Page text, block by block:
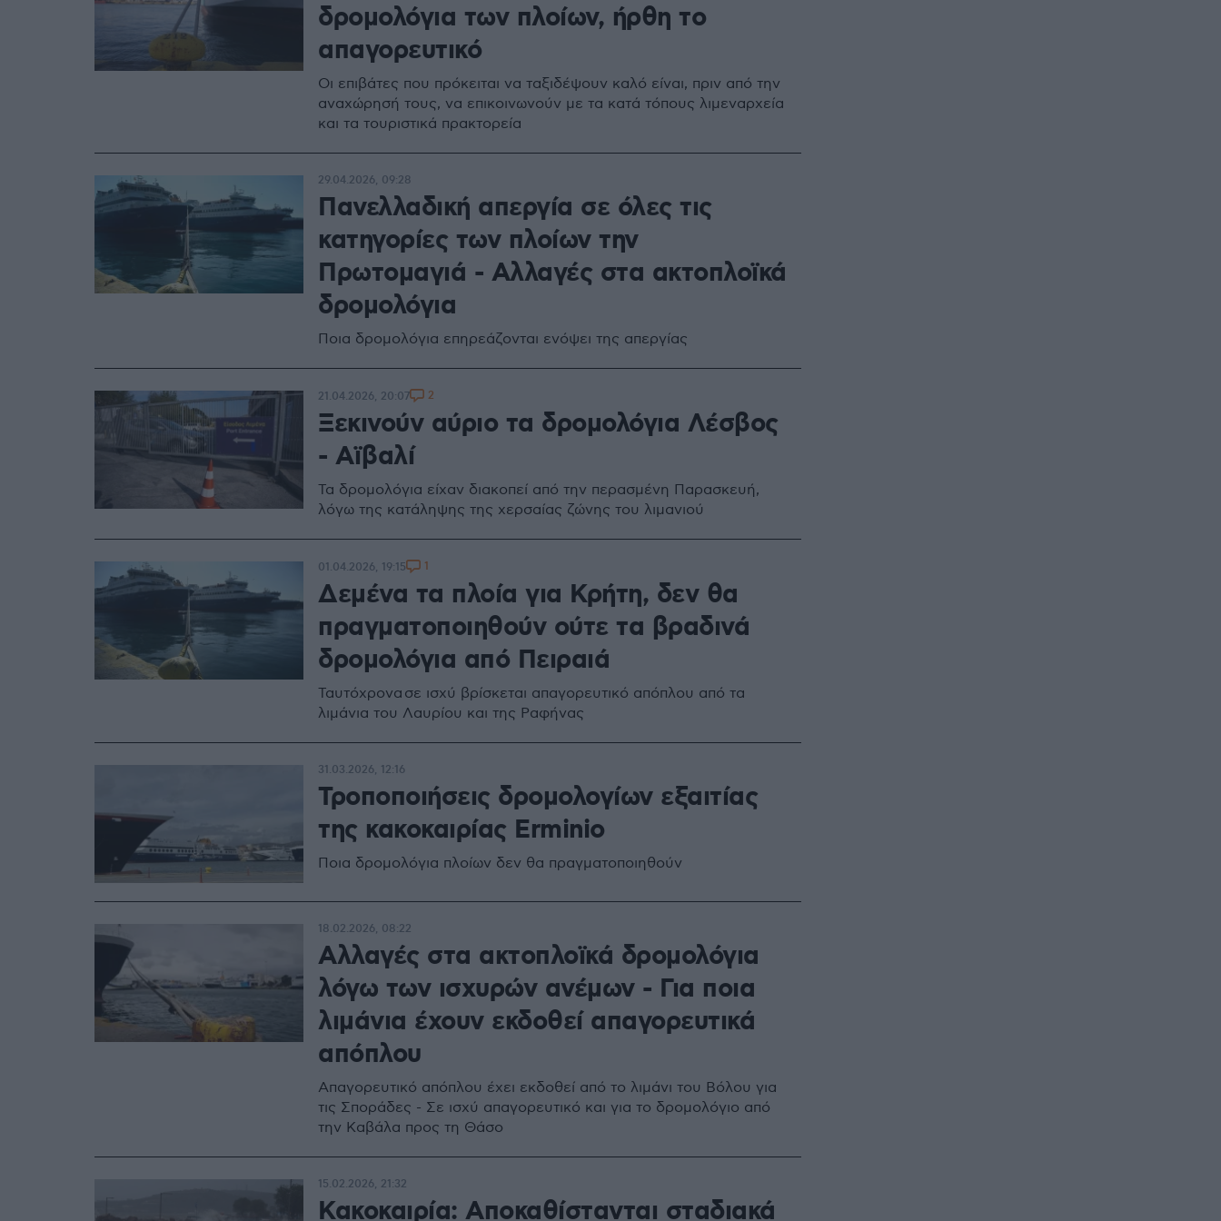
δρομολόγια των πλοίων, ήρθη το
απαγορευτικό
Οι επιβάτες που πρόκειται να ταξιδέψουν καλό είναι, πριν από την
αναχώρησή τους, να επικοινωνούν με τα κατά τόπους λιμεναρχεία
και τα τουριστικά πρακτορεία
Πανελλαδική απεργία σε όλες τις
κατηγορίες των πλοίων την
Πρωτομαγιά - Αλλαγές στα ακτοπλοϊκά
δρομολόγια
Ποια δρομολόγια επηρεάζονται ενόψει της απεργίας
29.04.2026, 09:28
Ξεκινούν αύριο τα δρομολόγια Λέσβος
- Αϊβαλί
Τα δρομολόγια είχαν διακοπεί από την περασμένη Παρασκευή,
λόγω της κατάληψης της χερσαίας ζώνης του λιμανιού
21.04.2026, 20:07 2
Δεμένα τα πλοία για Κρήτη, δεν θα
πραγματοποιηθούν ούτε τα βραδινά
δρομολόγια από Πειραιά
Ταυτόχρονα σε ισχύ βρίσκεται απαγορευτικό απόπλου από τα
λιμάνια του Λαυρίου και της Ραφήνας
01.04.2026, 19:15 1
Τροποποιήσεις δρομολογίων εξαιτίας
της κακοκαιρίας Erminio
Ποια δρομολόγια πλοίων δεν θα πραγματοποιηθούν
31.03.2026, 12:16
Αλλαγές στα ακτοπλοϊκά δρομολόγια
λόγω των ισχυρών ανέμων - Για ποια
λιμάνια έχουν εκδοθεί απαγορευτικά
απόπλου
Απαγορευτικό απόπλου έχει εκδοθεί από το λιμάνι του Βόλου για
τις Σποράδες - Σε ισχύ απαγορευτικό και για το δρομολόγιο από
την Καβάλα προς τη Θάσο
18.02.2026, 08:22
Κακοκαιρία: Αποκαθίστανται σταδιακά
15.02.2026, 21:32